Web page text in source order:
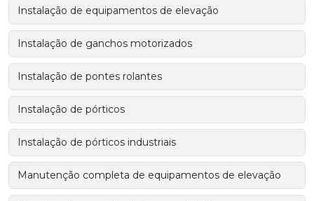
Instalação de equipamentos de elevação
Instalação de ganchos motorizados
Instalação de pontes rolantes
Instalação de pórticos
Instalação de pórticos industriais
Manutenção completa de equipamentos de elevação